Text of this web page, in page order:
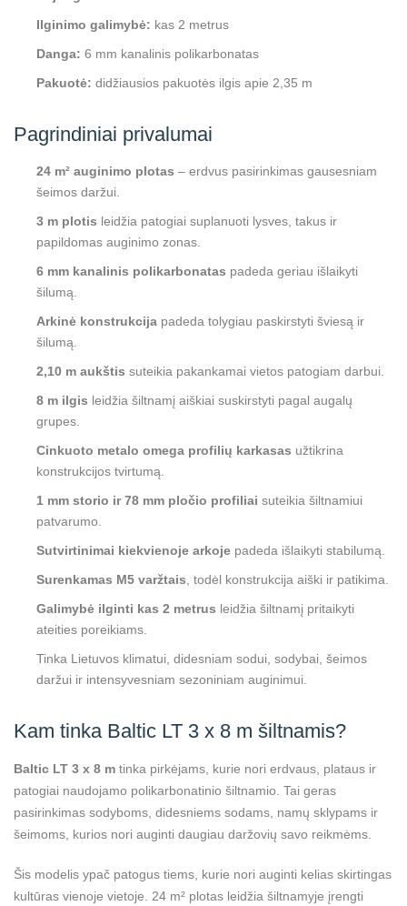
Ilginimo galimybė: kas 2 metrus
Danga: 6 mm kanalinis polikarbonatas
Pakuotė: didžiausios pakuotės ilgis apie 2,35 m
Pagrindiniai privalumai
24 m² auginimo plotas – erdvus pasirinkimas gausesniam
šeimos daržui.
3 m plotis leidžia patogiai suplanuoti lysves, takus ir
papildomas auginimo zonas.
6 mm kanalinis polikarbonatas padeda geriau išlaikyti
šilumą.
Arkinė konstrukcija padeda tolygiau paskirstyti šviesą ir
šilumą.
2,10 m aukštis suteikia pakankamai vietos patogiam darbui.
8 m ilgis leidžia šiltnamį aiškiai suskirstyti pagal augalų
grupes.
Cinkuoto metalo omega profilių karkasas užtikrina
konstrukcijos tvirtumą.
1 mm storio ir 78 mm pločio profiliai suteikia šiltnamiui
patvarumo.
Sutvirtinimai kiekvienoje arkoje padeda išlaikyti stabilumą.
Surenkamas M5 varžtais , todėl konstrukcija aiški ir patikima.
Galimybė ilginti kas 2 metrus leidžia šiltnamį pritaikyti
ateities poreikiams.
Tinka Lietuvos klimatui, didesniam sodui, sodybai, šeimos
daržui ir intensyvesniam sezoniniam auginimui.
Kam tinka Baltic LT 3 x 8 m šiltnamis?
Baltic LT 3 x 8 m tinka pirkėjams, kurie nori erdvaus, plataus ir
patogiai naudojamo polikarbonatinio šiltnamio. Tai geras
pasirinkimas sodyboms, didesniems sodams, namų sklypams ir
šeimoms, kurios nori auginti daugiau daržovių savo reikmėms.
Šis modelis ypač patogus tiems, kurie nori auginti kelias skirtingas
kultūras vienoje vietoje. 24 m² plotas leidžia šiltnamyje įrengti